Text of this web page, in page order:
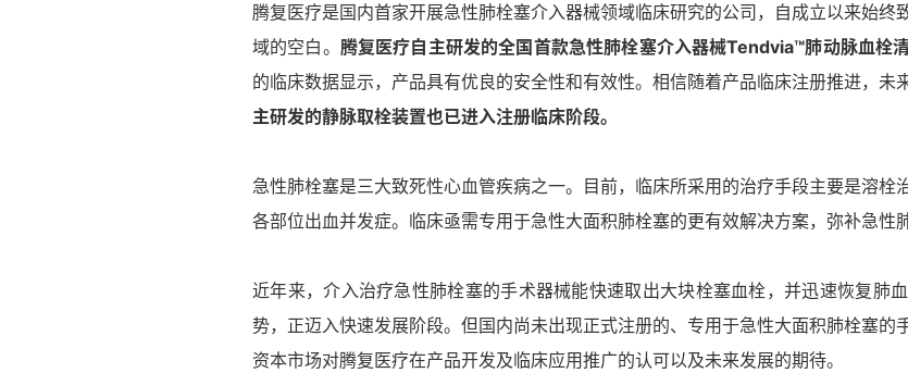
腾复医疗是国内首家开展急性肺栓塞介入器械领域临床研究的公司，自成立以来始终
域的空白。 腾复医疗自主研发的全国首款急性肺栓塞介入器械Tendvia™肺动脉血栓
的临床数据显示，产品具有优良的安全性和有效性。相信随着产品临床注册推进，未
主研发的静脉取栓装置也已进入注册临床阶段。
急性肺栓塞是三大致死性心血管疾病之一。目前，临床所采用的治疗手段主要是溶栓
各部位出血并发症。临床亟需专用于急性大面积肺栓塞的更有效解决方案，弥补急性
近年来，介入治疗急性肺栓塞的手术器械能快速取出大块栓塞血栓，并迅速恢复肺
势，正迈入快速发展阶段。但国内尚未出现正式注册的、专用于急性大面积肺栓塞的
资本市场对腾复医疗在产品开发及临床应用推广的认可以及未来发展的期待。